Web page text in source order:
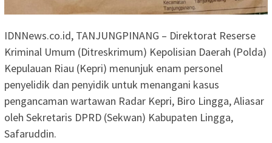
IDNNews.co.id, TANJUNGPINANG – Direktorat Reserse
Kriminal Umum (Ditreskrimum) Kepolisian Daerah (Polda)
Kepulauan Riau (Kepri) menunjuk enam personel
penyelidik dan penyidik untuk menangani kasus
pengancaman wartawan Radar Kepri, Biro Lingga, Aliasar
oleh Sekretaris DPRD (Sekwan) Kabupaten Lingga,
Safaruddin.